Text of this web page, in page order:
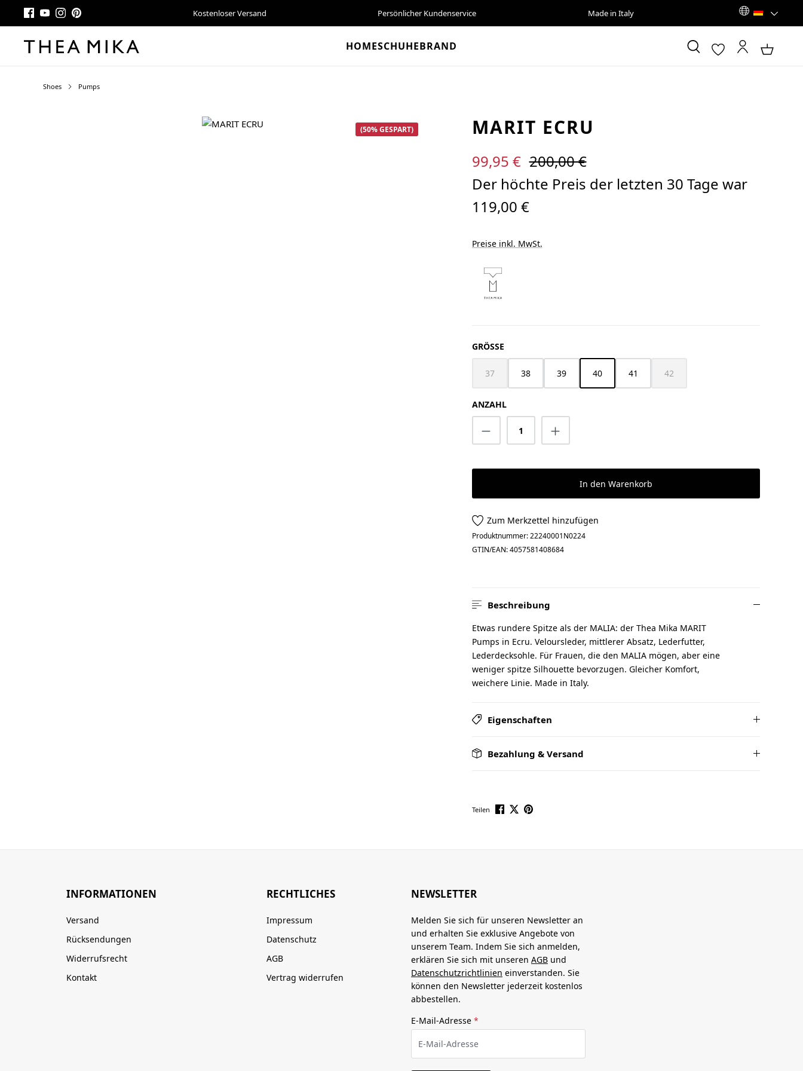
Kostenloser Versand Persönlicher Kundenservice Made in Italy
HOMESCHUHEBRAND
Shoes Pumps
(50% GESPART) MARIT ECRU
Verkaufspreis:
99,95 € Regulärer Preis:
200,00 €
Der höchte Preis der letzten 30 Tage war
119,00 €
Preise inkl. MwSt.
GRÖSSE AUSWÄHLEN
37
(Diese Option ist zurzeit nicht verfügbar.)
38 39 40 41 42
(Diese Option ist zurzeit nicht
ANZAHL
Produkt Anzahl: Gib den gewünschten Wert
In den Warenkorb
Zum Merkzettel hinzufügen
Produktnummer:22240001N0224
GTIN/EAN:4057581408684
Beschreibung
Etwas rundere Spitze als der MALIA: der Thea Mika MARIT
Pumps in Ecru. Veloursleder, mittlerer Absatz, Lederfutter,
Lederdecksohle. Für Frauen, die den MALIA mögen, aber eine
weniger spitze Silhouette bevorzugen. Gleicher Komfort,
weichere Linie. Made in Italy.
Eigenschaften
Bezahlung & Versand
Teilen
INFORMATIONEN
Versand
Rücksendungen
Widerrufsrecht
Kontakt
RECHTLICHES
Impressum
Datenschutz
AGB
Vertrag widerrufen
NEWSLETTER
Melden Sie sich für unseren Newsletter an
und erhalten Sie exklusive Angebote von
unserem Team. Indem Sie sich anmelden,
erklären Sie sich mit unseren AGB und
Datenschutzrichtlinien einverstanden. Sie
können den Newsletter jederzeit kostenlos
abbestellen.
E-Mail-Adresse *